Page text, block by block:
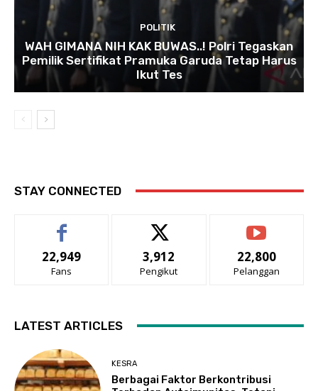
POLITIK
WAH GIMANA NIH KAK BUWAS..! Polri Tegaskan
Pemilik Sertifikat Pramuka Garuda Tetap Harus
Ikut Tes
STAY CONNECTED
22,949
Fans
3,912
Pengikut
22,800
Pelanggan
LATEST ARTICLES
KESRA
Berbagai Faktor Berkontribusi